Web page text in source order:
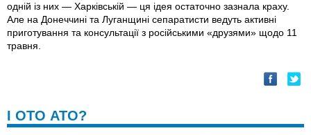
одній із них — Харківській — ця ідея остаточно зазнала краху.
Але на Донеччині та Луганщині сепаратисти ведуть активні
приготування та консультації з російськими «друзями» щодо 11
травня.
І ОТО АТО?